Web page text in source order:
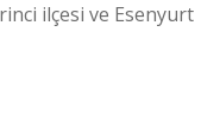
ilçesi ve Esenyurt